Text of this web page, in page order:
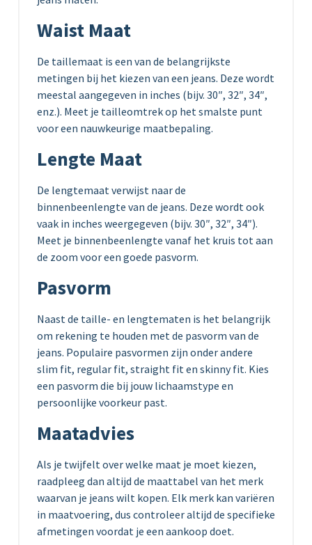
Waist Maat
De taillemaat is een van de belangrijkste
metingen bij het kiezen van een jeans. Deze wordt
meestal aangegeven in inches (bijv. 30″, 32″, 34″,
enz.). Meet je tailleomtrek op het smalste punt
voor een nauwkeurige maatbepaling.
Lengte Maat
De lengtemaat verwijst naar de
binnenbeenlengte van de jeans. Deze wordt ook
vaak in inches weergegeven (bijv. 30″, 32″, 34″).
Meet je binnenbeenlengte vanaf het kruis tot aan
de zoom voor een goede pasvorm.
Pasvorm
Naast de taille- en lengtematen is het belangrijk
om rekening te houden met de pasvorm van de
jeans. Populaire pasvormen zijn onder andere
slim fit, regular fit, straight fit en skinny fit. Kies
een pasvorm die bij jouw lichaamstype en
persoonlijke voorkeur past.
Maatadvies
Als je twijfelt over welke maat je moet kiezen,
raadpleeg dan altijd de maattabel van het merk
waarvan je jeans wilt kopen. Elk merk kan variëren
in maatvoering, dus controleer altijd de specifieke
afmetingen voordat je een aankoop doet.